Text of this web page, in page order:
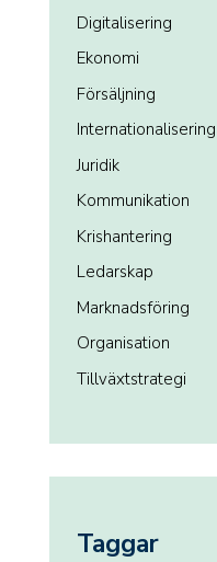
Digitalisering
Ekonomi
Försäljning
Internationalisering
Juridik
Kommunikation
Krishantering
Ledarskap
Marknadsföring
Organisation
Tillväxtstrategi
Taggar